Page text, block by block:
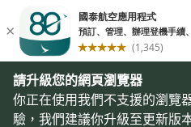
請升級您的網頁瀏覽器
你正在使用我們不支援的瀏覽
驗，我們建議你升級至更新版